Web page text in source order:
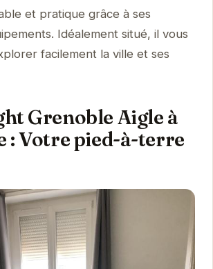
et pratique grâce à ses
Idéalement situé, il vous
facilement la ville et ses
Grenoble Aigle à
: Votre pied-à-terre